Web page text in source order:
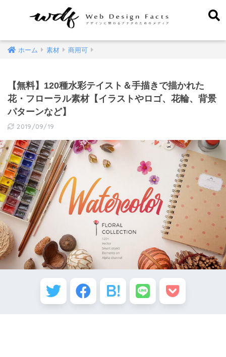
ホーム 素材 商用可
【無料】120種水彩テイスト＆手描きで描かれた
花・フローラル素材【イラストやロゴ、花輪、背景
パターンなど】
2019/09/19